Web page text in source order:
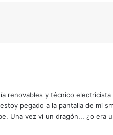
renovables y técnico electricista
pegado a la pantalla de mi
Una vez vi un dragón... ¿o era